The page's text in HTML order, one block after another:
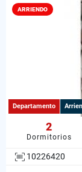
ARRIENDO
Departamento
2
Dormitorios
10226420